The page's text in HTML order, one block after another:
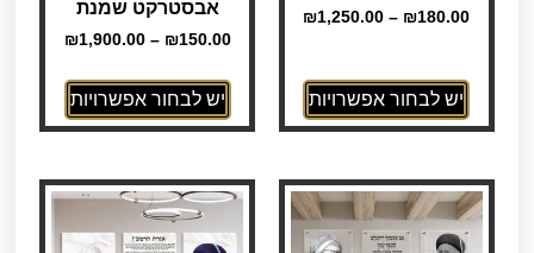
₪180.00
–
₪1,250.00
יש לבחור אפשרויות
אבסטרקט שמנת
₪150.00
–
₪1,900.00
יש לבחור אפשרויות